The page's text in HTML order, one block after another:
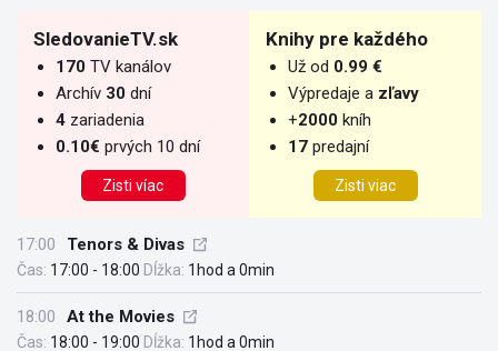
SledovanieTV.sk
170 TV kanálov
Archív 30 dní
4 zariadenia
0.10€ prvých 10 dní
Zisti víac
Knihy pre každého
Už od 0.99 €
Výpredaje a zľavy
+2000 kníh
17 predajní
Zisti viac
17:00 Tenors & Divas
Čas: 17:00 - 18:00 Dĺžka: 1hod a 0min
18:00 At the Movies
Čas: 18:00 - 19:00 Dĺžka: 1hod a 0min